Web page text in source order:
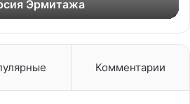
Эрмитажа
Комментарии